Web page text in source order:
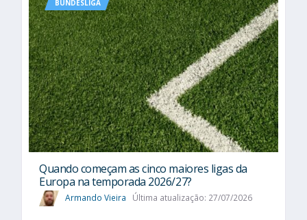
BUNDESLIGA
Quando começam as cinco maiores ligas da
Europa na temporada 2026/27?
Armando Vieira Última atualização: 27/07/2026